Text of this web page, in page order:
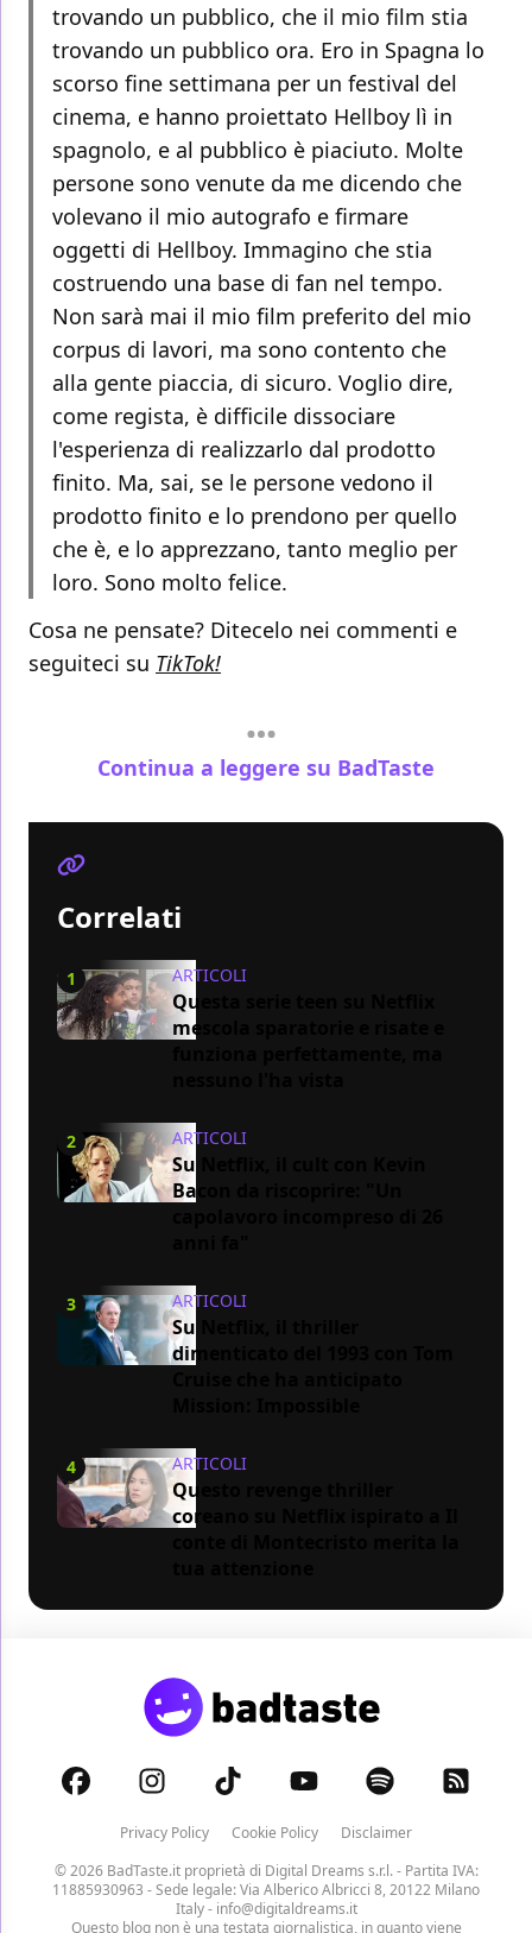
trovando un pubblico, che il mio film stia
trovando un pubblico ora. Ero in Spagna lo
scorso fine settimana per un festival del
cinema, e hanno proiettato Hellboy lì in
spagnolo, e al pubblico è piaciuto. Molte
persone sono venute da me dicendo che
volevano il mio autografo e firmare
oggetti di Hellboy. Immagino che stia
costruendo una base di fan nel tempo.
Non sarà mai il mio film preferito del mio
corpus di lavori, ma sono contento che
alla gente piaccia, di sicuro. Voglio dire,
come regista, è difficile dissociare
l'esperienza di realizzarlo dal prodotto
finito. Ma, sai, se le persone vedono il
prodotto finito e lo prendono per quello
che è, e lo apprezzano, tanto meglio per
loro. Sono molto felice.
Cosa ne pensate? Ditecelo nei commenti e
seguiteci su TikTok!
Continua a leggere su BadTaste
Correlati
1 ARTICOLI
Questa serie teen su Netflix
mescola sparatorie e risate e
2 ARTICOLI
Su Netflix, il cult con Kevin
Bacon da riscoprire: "Un
3 ARTICOLI
Su Netflix, il thriller
dimenticato del 1993 con Tom
4 ARTICOLI
Questo revenge thriller
coreano su Netflix ispirato a Il
Privacy Policy Cookie Policy
Disclaimer
© 2026 BadTaste.it proprietà di Digital Dreams s.r.l.- Partita IVA:
11885930963 - Sede legale: Via Alberico Albricci 8, 20122 Milano
Italy - info@digitaldreams.it
Questo blog non è una testata giornalistica, in quanto viene